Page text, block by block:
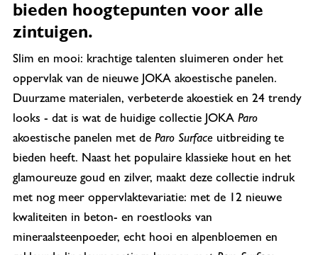
bieden hoogtepunten voor alle
zintuigen.
Slim en mooi: krachtige talenten sluimeren onder het
oppervlak van de nieuwe JOKA akoestische panelen.
Duurzame materialen, verbeterde akoestiek en 24 trendy
looks - dat is wat de huidige collectie JOKA Paro
akoestische panelen met de Paro Surfaceuitbreiding te
bieden heeft. Naast het populaire klassieke hout en het
glamoureuze goud en zilver, maakt deze collectie indruk
met nog meer oppervlaktevariatie: met de 12 nieuwe
kwaliteiten in beton- en roestlooks van
mineraalsteenpoeder, echt hooi en alpenbloemen en